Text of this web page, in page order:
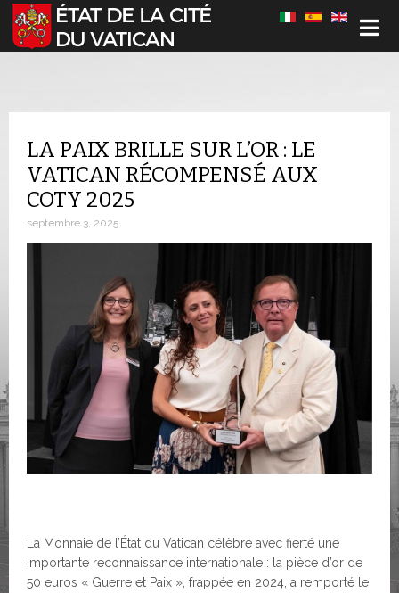
Sélectionnez votre langue
LA PAIX BRILLE SUR L’OR : LE
VATICAN RÉCOMPENSÉ AUX
COTY 2025
septembre 3, 2025
La Monnaie de l’État du Vatican célèbre avec fierté une
importante reconnaissance internationale : la pièce d’or de
50 euros « Guerre et Paix », frappée en 2024, a remporté le